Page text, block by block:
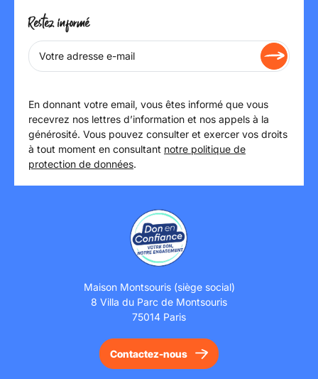
Restez informé
En donnant votre email, vous êtes informé que vous
recevrez nos lettres d’information et nos appels à la
générosité. Vous pouvez consulter et exercer vos droits
à tout moment en consultant notre politique de
protection de données.
Maison Montsouris (siège social)
8 Villa du Parc de Montsouris
75014 Paris
Contactez-nous